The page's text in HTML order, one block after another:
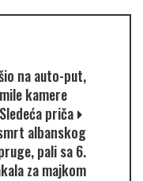
na auto-put,
kamere
Sledeća priča
albanskog
pali sa 6.
za majkom